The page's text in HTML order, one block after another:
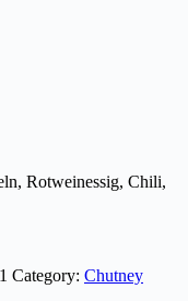
Rotweinessig, Chili,
Category: Chutney